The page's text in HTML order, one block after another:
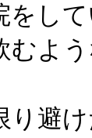
をし
むよ
り避